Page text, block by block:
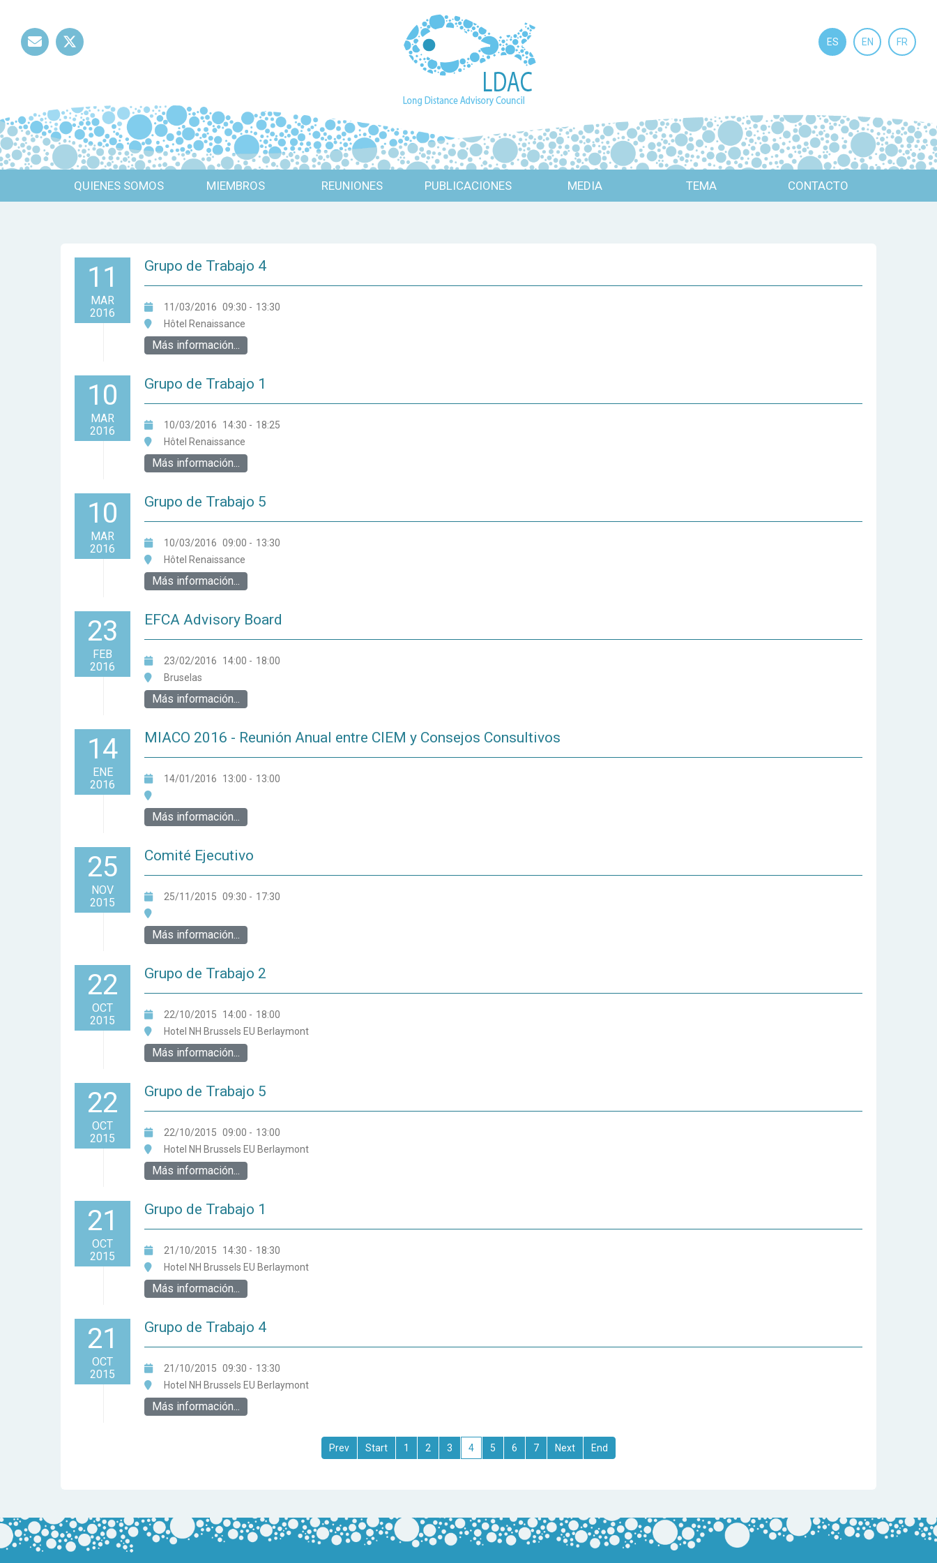
ES EN FR
QUIENES SOMOS MIEMBROS REUNIONES PUBLICACIONES MEDIA TEMA CONTACTO
11
MAR
2016
Grupo de Trabajo 4
11/03/2016 09:30 - 13:30
Hôtel Renaissance
Más información...
10
MAR
2016
Grupo de Trabajo 1
10/03/2016 14:30 - 18:25
Hôtel Renaissance
Más información...
10
MAR
2016
Grupo de Trabajo 5
10/03/2016 09:00 - 13:30
Hôtel Renaissance
Más información...
23
FEB
2016
EFCA Advisory Board
23/02/2016 14:00 - 18:00
Bruselas
Más información...
14
ENE
2016
MIACO 2016 - Reunión Anual entre CIEM y Consejos Consultivos
14/01/2016 13:00 - 13:00
Más información...
25
NOV
2015
Comité Ejecutivo
25/11/2015 09:30 - 17:30
Más información...
22
OCT
2015
Grupo de Trabajo 2
22/10/2015 14:00 - 18:00
Hotel NH Brussels EU Berlaymont
Más información...
22
OCT
2015
Grupo de Trabajo 5
22/10/2015 09:00 - 13:00
Hotel NH Brussels EU Berlaymont
Más información...
21
OCT
2015
Grupo de Trabajo 1
21/10/2015 14:30 - 18:30
Hotel NH Brussels EU Berlaymont
Más información...
21
OCT
2015
Grupo de Trabajo 4
21/10/2015 09:30 - 13:30
Hotel NH Brussels EU Berlaymont
Más información...
1 2 3 4 5 6 7